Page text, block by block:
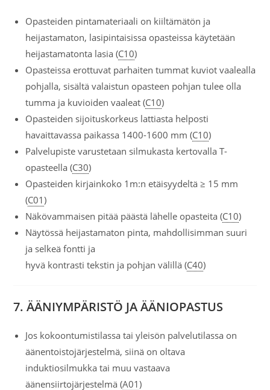
Opasteiden pintamateriaali on kiiltämätön ja
heijastamaton, lasipintaisissa opasteissa käytetään
heijastamatonta lasia (C10)
Opasteissa erottuvat parhaiten tummat kuviot vaalealla
pohjalla, sisältä valaistun opasteen pohjan tulee olla
tumma ja kuvioiden vaaleat (C10)
Opasteiden sijoituskorkeus lattiasta helposti
havaittavassa paikassa 1400-1600 mm (C10)
Palvelupiste varustetaan silmukasta kertovalla T-
opasteella (C30)
Opasteiden kirjainkoko 1m:n etäisyydeltä ≥ 15 mm
(C01)
Näkövammaisen pitää päästä lähelle opasteita (C10)
Näytössä heijastamaton pinta, mahdollisimman suuri
ja selkeä fontti ja
hyvä kontrasti tekstin ja pohjan välillä (C40)
7. ÄÄNIYMPÄRISTÖ JA ÄÄNIOPASTUS
Jos kokoontumistilassa tai yleisön palvelutilassa on
äänentoistojärjestelmä, siinä on oltava
induktiosilmukka tai muu vastaava
äänensiirtojärjestelmä (A01)